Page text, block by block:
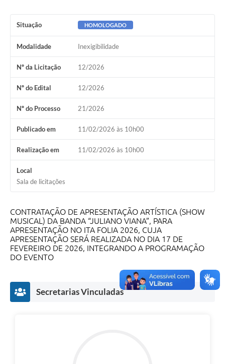
Situação HOMOLOGADO
Modalidade Inexigibilidade
Nº da Licitação 12/2026
Nº do Edital 12/2026
Nº do Processo 21/2026
Publicado em 11/02/2026 às 10h00
Realização em 11/02/2026 às 10h00
Local
Sala de licitações
CONTRATAÇÃO DE APRESENTAÇÃO ARTÍSTICA (SHOW
MUSICAL) DA BANDA “JULIANO VIANA”, PARA
APRESENTAÇÃO NO ITA FOLIA 2026, CUJA
APRESENTAÇÃO SERÁ REALIZADA NO DIA 17 DE
FEVEREIRO DE 2026, INTEGRANDO A PROGRAMAÇÃO
DO EVENTO
Secretarias Vinculadas